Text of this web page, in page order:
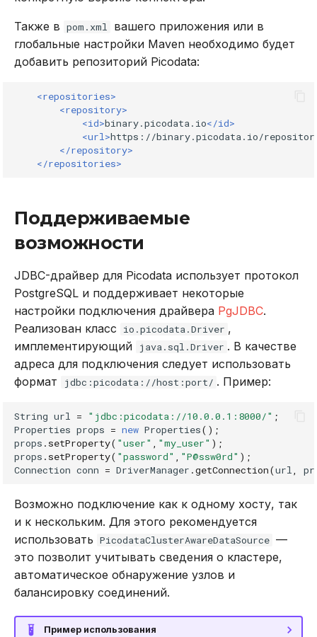
Использование журнала
аудита
сайзингу
Настройка Systemd
Устранение неполадок
DROP PLUGIN
DROP ROLE
EXPLAIN
INSERT
REVOKE
SELECT
UPDATE
VALUES
Также в pom.xml
вашего приложения или в
глобальные настройки Maven необходимо будет
добавить репозиторий Picodata:
<repositories>
<repository>
<id>binary.picodata.io</id>
<url>https://binary.picodata.io/
</repository>
</repositories>
Поддерживаемые
возможности
JDBC-драйвер для Picodata использует протокол
PostgreSQL и поддерживает некоторые
настройки подключения драйвера PgJDBC.
Реализован класс
io.picodata.Driver ,
имплементирующий
java.sql.Driver . В качестве
адреса для подключения следует использовать
формат
jdbc:picodata://host:port/ . Пример:
String url = "jdbc:picodata://10.0.0.1:8000/" ;
Properties props = new Properties();
props . setProperty( "user" "my_user" );
props . setProperty( "password" "P@ssw0rd" );
Connection conn = DriverManager .getConnection(url
Возможно подключение как к одному хосту, так
и к нескольким. Для этого рекомендуется
использовать PicodataClusterAwareDataSource —
это позволит учитывать сведения о кластере,
автоматическое обнаружение узлов и
балансировку соединений.
Пример использования